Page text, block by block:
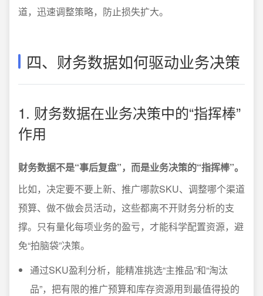
道，迅速调整策略，防止损失扩大。
四、财务数据如何驱动业务决策
1. 财务数据在业务决策中的“指挥棒”
作用
财务数据不是“事后复盘”，而是业务决策的“指挥棒”。
比如，决定要不要上新、推广哪款SKU、调整哪个渠道
预算、做不做会员活动，这些都离不开财务分析的支
撑。只有量化每项业务的盈亏，才能科学配置资源，避
免“拍脑袋”决策。
通过SKU盈利分析，能精准挑选“主推品”和“淘汰
品”，把有限的推广预算和库存资源用到最值得投的